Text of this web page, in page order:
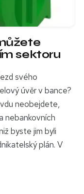
sektoru
svého
úvěr v bance?
neobejdete,
nebankovních
byste jim byli
plán. V